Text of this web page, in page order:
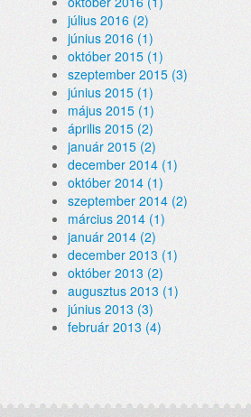
július 2016 (2)
június 2016 (1)
október 2015 (1)
szeptember 2015 (3)
június 2015 (1)
május 2015 (1)
április 2015 (2)
január 2015 (2)
december 2014 (1)
október 2014 (1)
szeptember 2014 (2)
március 2014 (1)
január 2014 (2)
december 2013 (1)
október 2013 (2)
augusztus 2013 (1)
június 2013 (3)
február 2013 (4)